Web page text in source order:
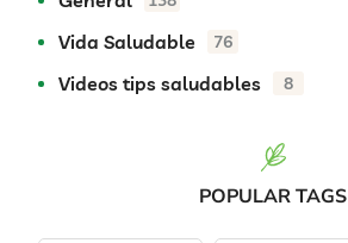
Vida Saludable 76
Videos tips saludables 8
POPULAR TAGS